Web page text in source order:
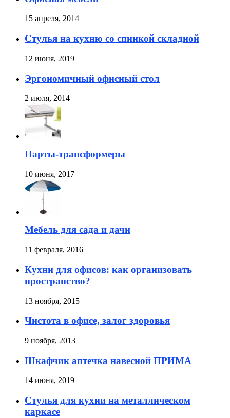
15 апреля, 2014
Стулья на кухню со спинкой складной
12 июня, 2019
Эргономичный офисный стол
2 июля, 2014
Парты-трансформеры
10 июня, 2017
Мебель для сада и дачи
11 февраля, 2016
Кухни для офисов: как организовать
пространство?
13 ноября, 2015
Чистота в офисе, залог здоровья
9 ноября, 2013
Шкафчик аптечка навесной ПРИМА
14 июня, 2019
Стулья для кухни на металлическом
каркасе